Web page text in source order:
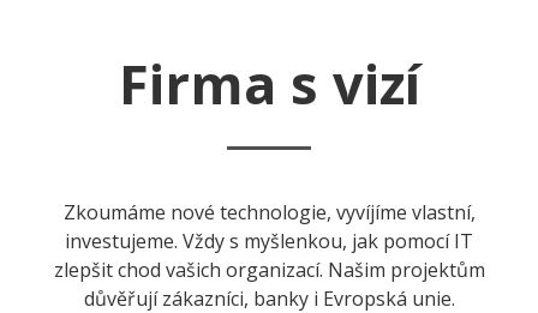
Firma s vizí
Zkoumáme nové technologie, vyvíjíme vlastní,
investujeme. Vždy s myšlenkou, jak pomocí IT
zlepšit chod vašich organizací. Našim projektům
důvěřují zákazníci, banky i Evropská unie.